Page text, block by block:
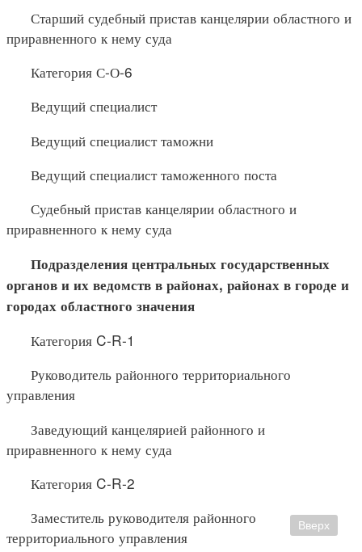
Старший судебный пристав канцелярии областного и
приравненного к нему суда
Категория С-О-6
Ведущий специалист
Ведущий специалист таможни
Ведущий специалист таможенного поста
Судебный пристав канцелярии областного и
приравненного к нему суда
Подразделения центральных государственных
органов и их ведомств в районах, районах в городе и
городах областного значения
Категория C-R-1
Руководитель районного территориального
управления
Заведующий канцелярией районного и
приравненного к нему суда
Категория C-R-2
Заместитель руководителя районного
территориального управления
Вверх